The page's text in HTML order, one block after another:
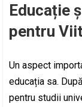
Educație
pentru
Un aspect
educația sa.
pentru studii